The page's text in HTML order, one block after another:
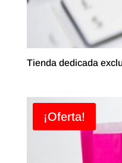
Tienda dedicada
¡Oferta!